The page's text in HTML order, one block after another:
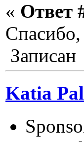
« Ответ
Спасибо,
Записан
Katia